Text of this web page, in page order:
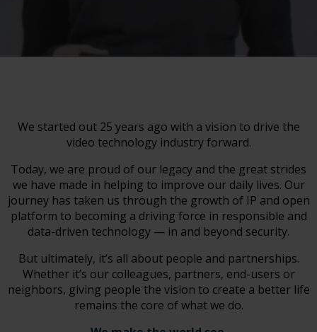
We started out 25 years ago with a vision to drive the
video technology industry forward.
Today, we are proud of our legacy and the great strides
we have made in helping to improve our daily lives. Our
journey has taken us through the growth of IP and open
platform to becoming a driving force in responsible and
data-driven technology — in and beyond security.
But ultimately, it’s all about people and partnerships.
Whether it’s our colleagues, partners, end-users or
neighbors, giving people the vision to create a better life
remains the core of what we do.